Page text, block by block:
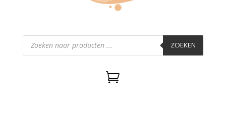
Producten
zoeken ZOEKEN
